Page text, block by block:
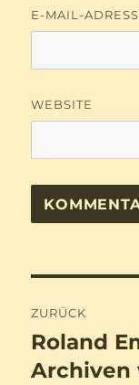
E-MAIL-
WEBSITE
ZURÜCK
Vorheriger
Beitrag:
Roland
Archiven